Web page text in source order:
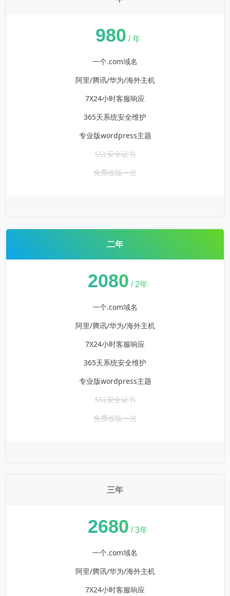
980 / 年
一个.com域名
阿里/腾讯/华为/海外主机
7X24小时客服响应
365天系统安全维护
专业版wordpress主题
SSL安全证书
免费改版一次
二年
2080 / 2年
一个.com域名
阿里/腾讯/华为/海外主机
7X24小时客服响应
365天系统安全维护
专业版wordpress主题
SSL安全证书
免费改版一次
三年
2680 / 3年
一个.com域名
阿里/腾讯/华为/海外主机
7X24小时客服响应